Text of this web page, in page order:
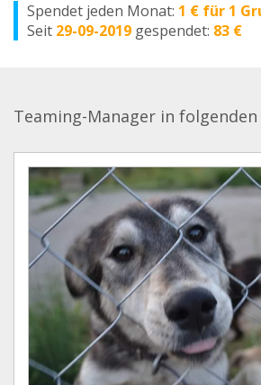
Spendet jeden Monat: 1 € für 1
Seit 29-09-2019 gespendet: 83 €
Teaming-Manager in